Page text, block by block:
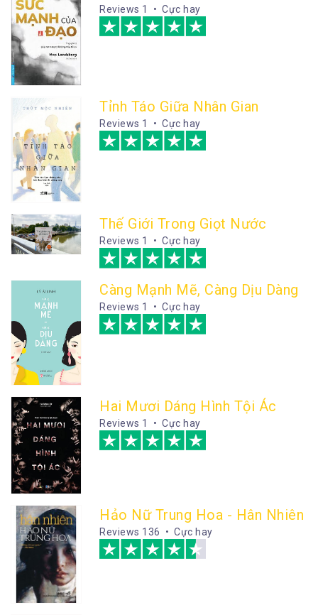
Reviews 1 • Cực hay
Tỉnh Táo Giữa Nhân Gian
Reviews 1 • Cực hay
Thế Giới Trong Giọt Nước
Reviews 1 • Cực hay
Càng Mạnh Mẽ, Càng Dịu Dàng
Reviews 1 • Cực hay
Hai Mươi Dáng Hình Tội Ác
Reviews 1 • Cực hay
Hảo Nữ Trung Hoa - Hân Nhiên
Reviews 136 • Cực hay